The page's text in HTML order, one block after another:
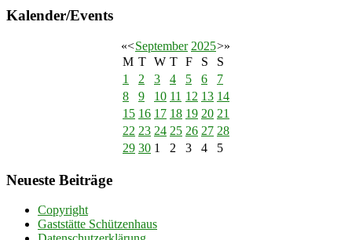
Kalender/Events
«<September 2025>»
M T W T F S
S
1
2 3 4 5 6
7
8
9 10 11 12 13 14
15 16 17 18 19 20 21
22 23 24 25 26 27 28
29 30 1 2 3 4 5
Neueste Beiträge
Copyright
Gaststätte Schützenhaus